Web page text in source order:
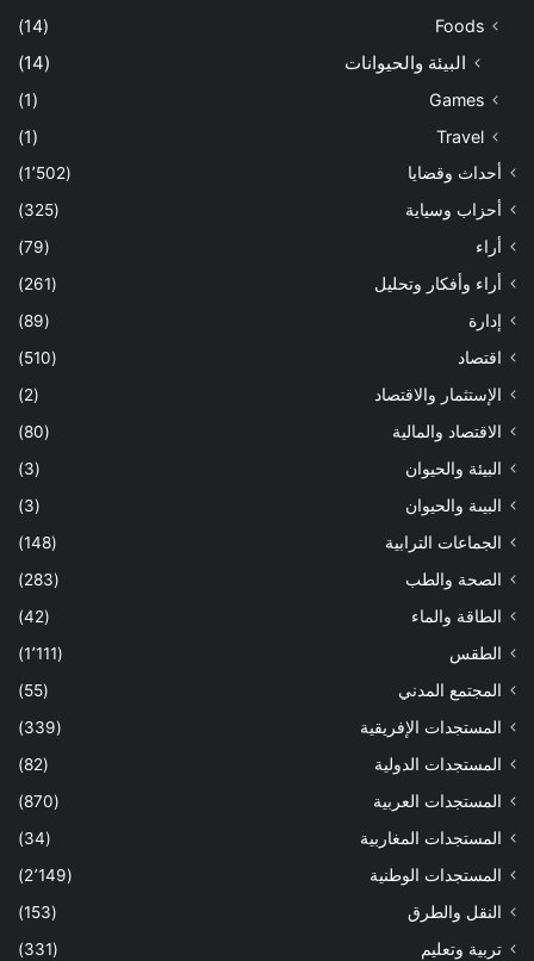
Foods
(14)
البيئة والحيوانات (14)
Games
(1)
Travel
(1)
أحداث وقضايا
(1٬502)
أحزاب وسياية
(325)
أراء
(79)
أراء وأفكار وتحليل
(261)
إدارة
(89)
اقتصاد
(510)
الإستثمار والاقتصاد
(2)
الاقتصاد والمالية
(80)
البيئة والحيوان
(3)
البيىة والحيوان
(3)
الجماعات الترابية
(148)
الصحة والطب
(283)
الطاقة والماء
(42)
الطقس
(1٬111)
المجتمع المدني
(55)
المستجدات الإفريقية
(339)
المستجدات الدولية
(82)
المستجدات العربية
(870)
المستجدات المغاربية
(34)
المستجدات الوطنية
(2٬149)
النقل والطرق
(153)
تربية وتعليم
(331)